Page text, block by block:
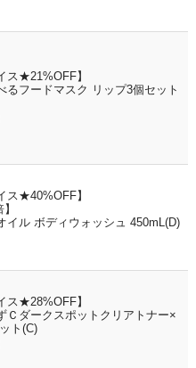
ス★21%OFF】
るフードマスク リップ3個セット
ス★40%OFF】
イル ボディウォッシュ 450mL(D)
ス★28%OFF】
Ｃダークスポットクリアトナー×
ト(C)